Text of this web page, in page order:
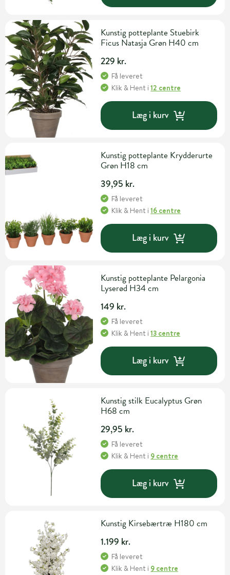
Kunstig potteplante Stuebirk
Ficus Natasja Grøn H40 cm
229 kr.
Få leveret
Klik & Hent i12 centre
Læg i kurv
Kunstig potteplante Krydderurte
Grøn H18 cm
39,95 kr.
Få leveret
Klik & Hent i16 centre
Læg i kurv
Kunstig potteplante Pelargonia
Lyserød H34 cm
149 kr.
Få leveret
Klik & Hent i13 centre
Læg i kurv
Kunstig stilk Eucalyptus Grøn
H68 cm
29,95 kr.
Få leveret
Klik & Hent i 9 centre
Læg i kurv
Kunstig Kirsebærtræ H180 cm
1.199 kr.
Få leveret
Klik & Hent i 9 centre